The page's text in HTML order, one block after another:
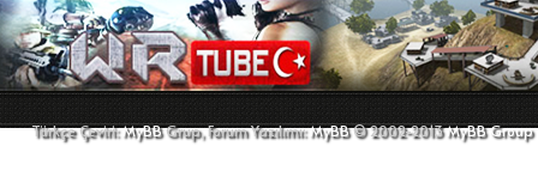
Türkçe Çeviri:MyBBGrup, Forum Yazılımı:MyBB© 2002-2013MyBB Group